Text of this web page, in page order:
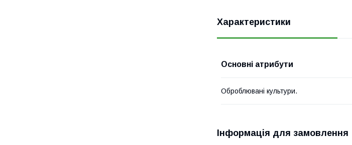
Характеристики
Основні атрибути
Оброблювані культури.
Інформація для замовлення